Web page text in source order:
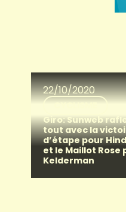
22/10/2020
Giro: Sunweb
tout avec la
d’étape pour
et le Maillot Rose
Kelderman